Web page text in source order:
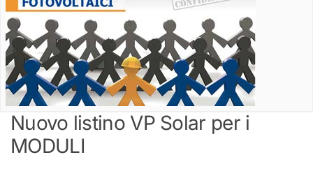
Nuovo listino VP Solar per i
MODULI